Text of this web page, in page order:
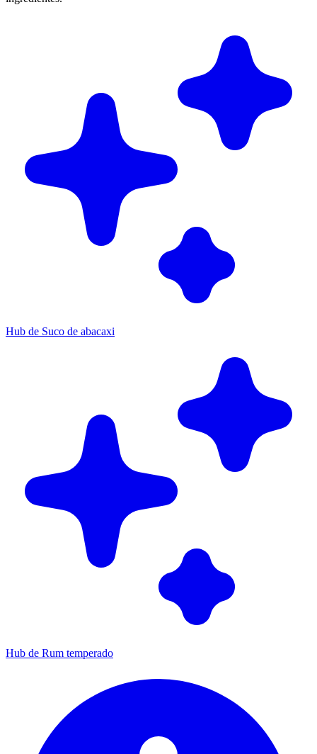
Hub de Suco de abacaxi
Hub de Rum temperado